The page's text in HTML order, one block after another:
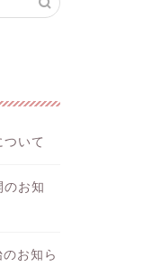
いて
お知
お知ら